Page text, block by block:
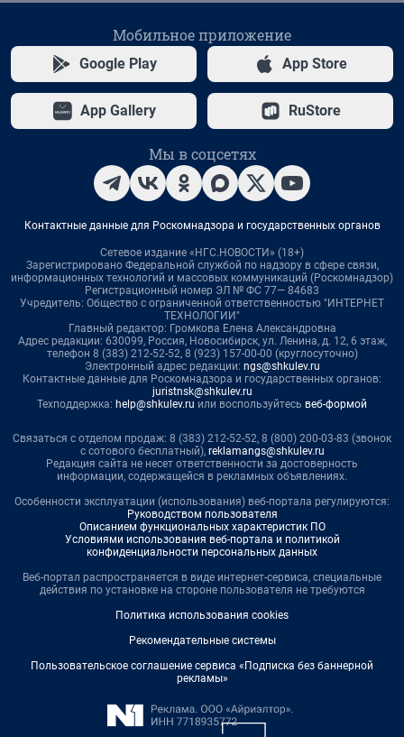
Мобильное приложение
Google Play App Store
App Gallery RuStore
Мы в соцсетях
Контактные данные для Роскомнадзора и государственных органов
Сетевое издание «НГС.НОВОСТИ» (18+)
Зарегистрировано Федеральной службой по надзору в сфере связи,
информационных технологий и массовых коммуникаций (Роскомнадзор)
Регистрационный номер ЭЛ № ФС 77— 84683
Учредитель: Общество с ограниченной ответственностью "ИНТЕРНЕТ
ТЕХНОЛОГИИ"
Главный редактор: Громкова Елена Александровна
Адрес редакции: 630099, Россия, Новосибирск, ул. Ленина, д. 12, 6 этаж,
телефон 8 (383) 212-52-52, 8 (923) 157-00-00 (круглосуточно)
Электронный адрес редакции: ngs@shkulev.ru
Контактные данные для Роскомнадзора и государственных органов:
juristnsk@shkulev.ru
Техподдержка: help@shkulev.ru или воспользуйтесь веб-формой
Связаться с отделом продаж: 8 (383) 212-52-52, 8 (800) 200-03-83 (звонок
с сотового бесплатный), reklamangs@shkulev.ru
Редакция сайта не несет ответственности за достоверность
информации, содержащейся в рекламных объявлениях.
Особенности эксплуатации (использования) веб-портала регулируются:
Руководством пользователя
Описанием функциональных характеристик ПО
Условиями использования веб-портала и политикой
конфиденциальности персональных данных
Веб-портал распространяется в виде интернет-сервиса, специальные
действия по установке на стороне пользователя не требуются
Политика использования cookies
Рекомендательные системы
Пользовательское соглашение сервиса «Подписка без баннерной
рекламы»